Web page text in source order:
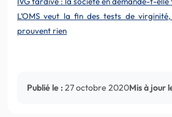
L’OMS veut la fin des tests de
prouvent rien
Publié le : 27 octobre 2020Mis à jour